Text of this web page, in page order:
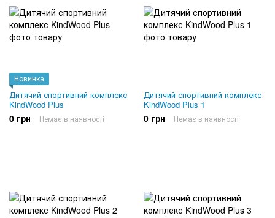
Новинка
Дитячий спортивний комплекс
KindWood Plus
0 грн Немає в наявності
Дитячий спортивний комплекс
KindWood Plus 1
0 грн Немає в наявності